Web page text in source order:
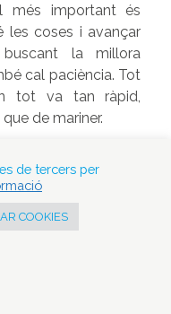
més important és
les coses i avançar
buscant la millora
cal paciència. Tot
tot va tan ràpid,
de mariner.
ràpid no podem
de mariner»
per l’educació i
de tercers per
COOKIES